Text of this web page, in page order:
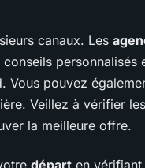
canaux. Les
personnalisés
Vous pouvez
Veillez à vérifier les
la meilleure offre.
départ en